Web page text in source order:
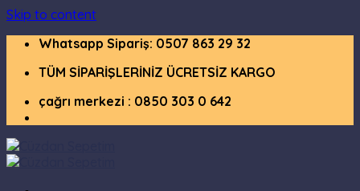
Skip to content
Whatsapp Sipariş: 0507 863 29 32
TÜM SİPARİŞLERİNİZ ÜCRETSİZ KARGO
çağrı merkezi : 0850 303 0 642